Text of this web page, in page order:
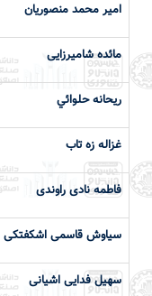
امیر محمد منصوریان
مائده شامیرزایی
ریحانه حلوائي
غزاله زه تاب
فاطمه نادی راوندی
سیاوش قاسمی اشکفتکی
سهیل فدایی اشیانی